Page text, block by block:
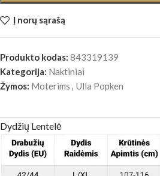
Į norų sąrašą
Produkto kodas: 843319139
Kategorija: Naktiniai
Žymos: Moterims Ulla Popken
Dydžių Lentelė